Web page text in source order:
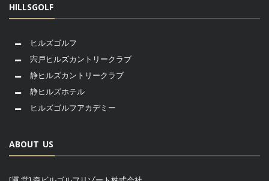
HILLSGOLF
ヒルズゴルフ
宍戸ヒルズカントリークラブ
静ヒルズカントリークラブ
静ヒルズホテル
ヒルズゴルフアカデミー
ABOUT US